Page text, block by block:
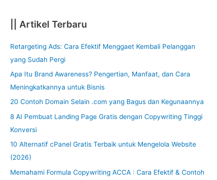
|| Artikel Terbaru
Retargeting Ads: Cara Efektif Menggaet Kembali Pelanggan
yang Sudah Pergi
Apa Itu Brand Awareness? Pengertian, Manfaat, dan Cara
Meningkatkannya untuk Bisnis
20 Contoh Domain Selain .com yang Bagus dan Kegunaannya
8 AI Pembuat Landing Page Gratis dengan Copywriting Tinggi
Konversi
10 Alternatif cPanel Gratis Terbaik untuk Mengelola Website
(2026)
Memahami Formula Copywriting ACCA : Cara Efektif & Contoh